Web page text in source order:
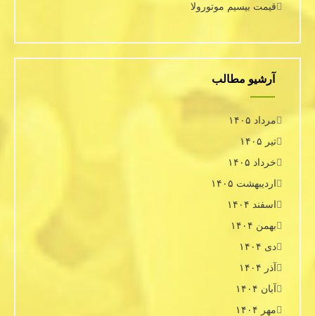
قیمت بیسیم موتورولا
آرشیو مطالب
مرداد ۱۴۰۵
تیر ۱۴۰۵
خرداد ۱۴۰۵
اردیبهشت ۱۴۰۵
اسفند ۱۴۰۴
بهمن ۱۴۰۴
دی ۱۴۰۴
آذر ۱۴۰۴
آبان ۱۴۰۴
مهر ۱۴۰۴